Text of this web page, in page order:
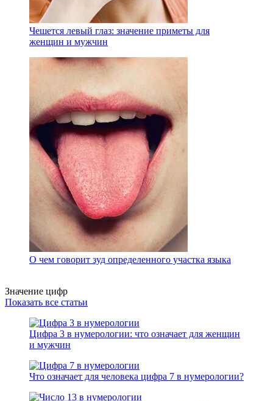
Чешется левый глаз: значение приметы для
женщин и мужчин
О чем говорит зуд определенного участка языка
Значение цифр
Показать все статьи
Цифра 3 в нумерологии: что означает для женщин
и мужчин
Что означает для человека цифра 7 в нумерологии?